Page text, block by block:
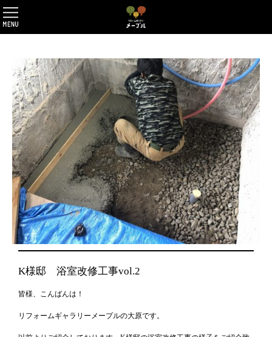
K様邸 浴室改修工事vol.2
皆様、こんばんは！
リフォームギャラリーメープルの大原です。